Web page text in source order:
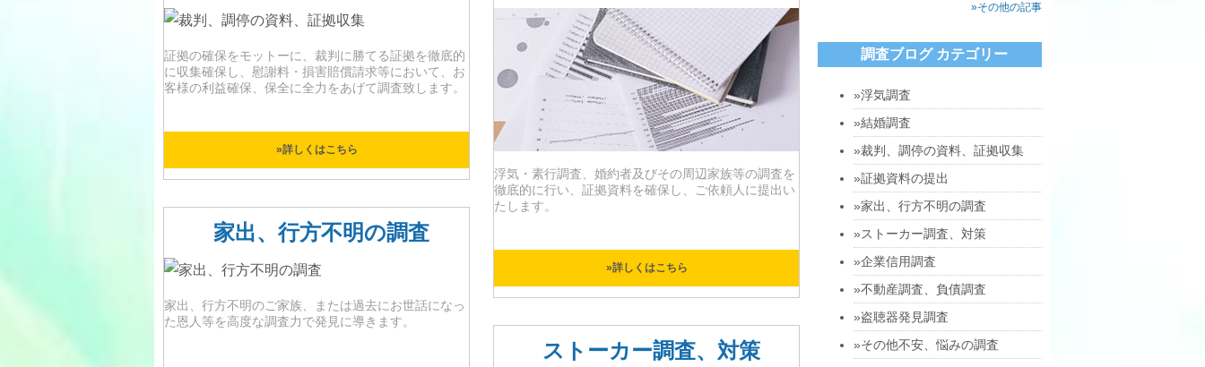
証拠の確保をモットーに、裁判に勝てる証拠を徹底的
に収集確保し、慰謝料・損害賠償請求等において、お
客様の利益確保、保全に全力をあげて調査致します。
»詳しくはこちら
浮気・素行調査、婚約者及びその周辺家族等の調査を
徹底的に行い、証拠資料を確保し、ご依頼人に提出い
たします。
»詳しくはこちら
家出、行方不明の調査
家出、行方不明のご家族、または過去にお世話になっ
た恩人等を高度な調査力で発見に導きます。
ストーカー調査、対策
»その他の記事
調査ブログ カテゴリー
»浮気調査
»結婚調査
»裁判、調停の資料、証拠収集
»証拠資料の提出
»家出、行方不明の調査
»ストーカー調査、対策
»企業信用調査
»不動産調査、負債調査
»盗聴器発見調査
»その他不安、悩みの調査